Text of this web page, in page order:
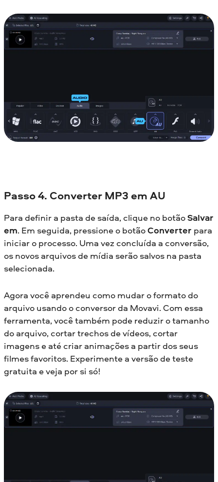
Passo 4. Converter MP3 em AU
Para definir a pasta de saída, clique no botãoSalvar
em. Em seguida, pressione o botãoConverter para
iniciar o processo. Uma vez concluída a conversão,
os novos arquivos de mídia serão salvos na pasta
selecionada.
Agora você aprendeu como mudar o formato do
arquivo usando o conversor da Movavi. Com essa
ferramenta, você também pode reduzir o tamanho
do arquivo, cortar trechos de vídeos, cortar
imagens e até criar animações a partir dos seus
filmes favoritos. Experimente a versão de teste
gratuita e veja por si só!